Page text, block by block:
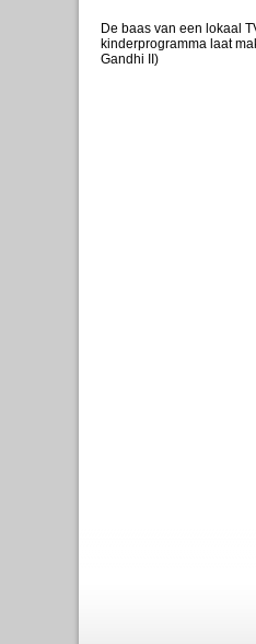
De baas van een lokaal
kinderprogramma laat
Gandhi II)